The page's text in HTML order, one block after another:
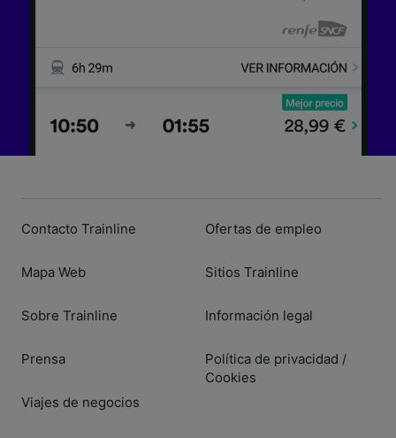
Contacto Trainline
Mapa Web
Sobre Trainline
Prensa
Viajes de negocios
Ofertas de empleo
Sitios Trainline
Información legal
Política de privacidad /
Cookies